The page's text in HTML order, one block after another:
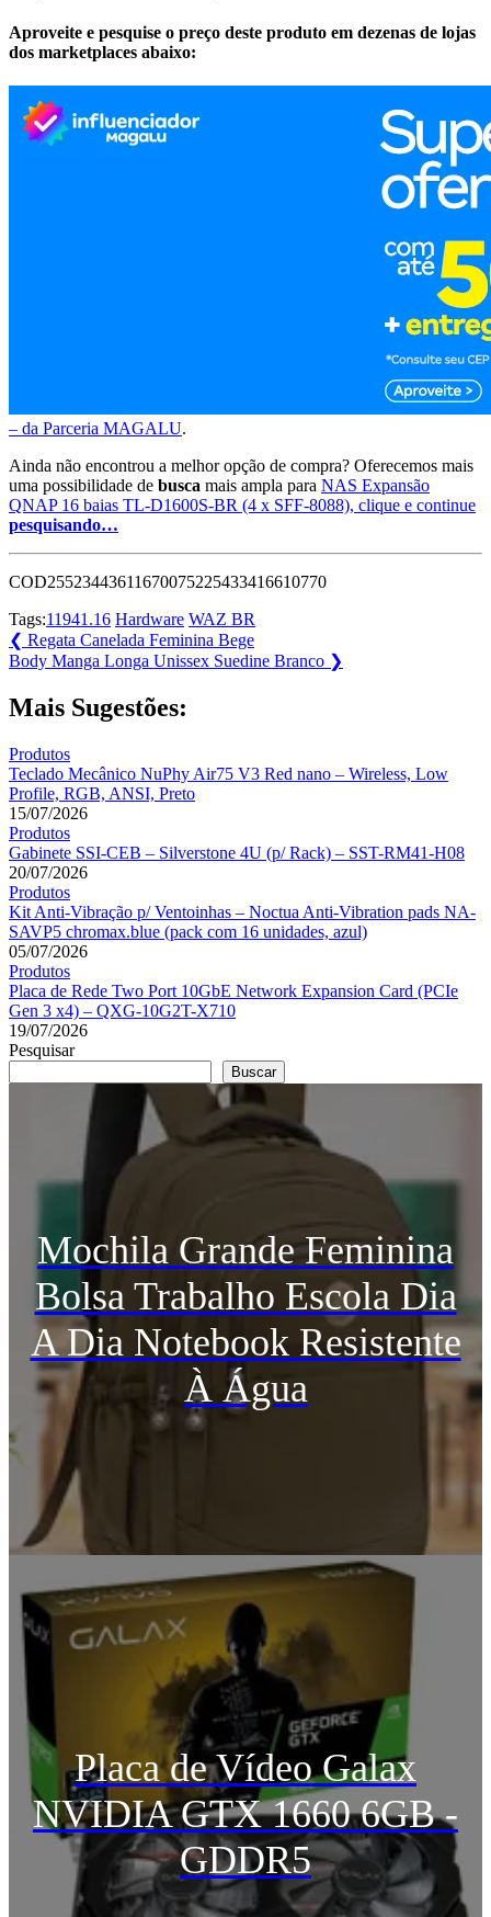
Aproveite e pesquise o preço deste produto em dezenas de lojas
dos marketplaces abaixo:
– da Parceria MAGALU.
Ainda não encontrou a melhor opção de compra? Oferecemos mais
uma possibilidade de busca mais ampla para NAS Expansão
QNAP 16 baias TL-D1600S-BR (4 x SFF-8088), clique e continue
pesquisando…
COD25523443611670075225433416610770
Tags:11941.16 Hardware WAZ BR
Navegação
de
Post
❮ Previous
Post:
Regata Canelada Feminina Bege
Next
Body Manga Longa Unissex Suedine Branco ❯
Mais Sugestões:
Produtos
Teclado Mecânico NuPhy Air75 V3 Red nano – Wireless, Low
Profile, RGB, ANSI, Preto
15/07/2026
Produtos
Gabinete SSI-CEB – Silverstone 4U (p/ Rack) – SST-RM41-H08
20/07/2026
Produtos
Kit Anti-Vibração p/ Ventoinhas – Noctua Anti-Vibration pads NA-
SAVP5 chromax.blue (pack com 16 unidades, azul)
05/07/2026
Produtos
Placa de Rede Two Port 10GbE Network Expansion Card (PCIe
Gen 3 x4) – QXG-10G2T-X710
19/07/2026
Pesquisar
Buscar
Mochila Grande Feminina
Bolsa Trabalho Escola Dia
A Dia Notebook Resistente
À Água
Placa de Vídeo Galax
NVIDIA GTX 1660 6GB -
GDDR5